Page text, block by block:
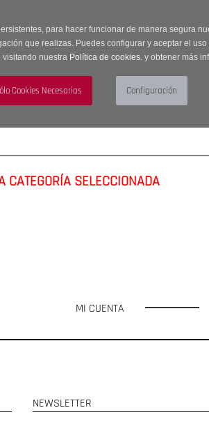
para hacer funcionar de manera segura
que realizas. Puedes configurar y aceptar el
visitando nuestra Política de cookies. y obtener más
CATEGORÍA SELECCIONADA
MI CUENTA
NEWSLETTER